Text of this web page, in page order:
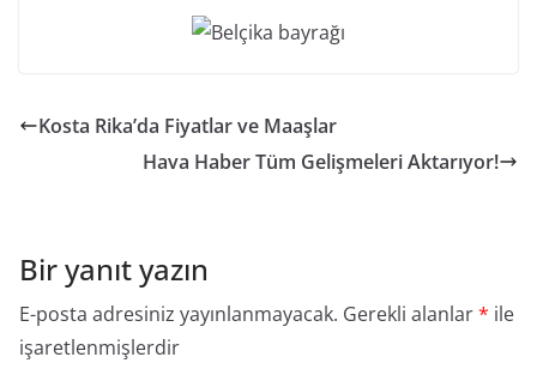
Kosta Rika’da Fiyatlar ve Maaşlar
Hava Haber Tüm Gelişmeleri Aktarıyor!
Bir yanıt yazın
E-posta adresiniz yayınlanmayacak. Gerekli alanlar* ile
işaretlenmişlerdir